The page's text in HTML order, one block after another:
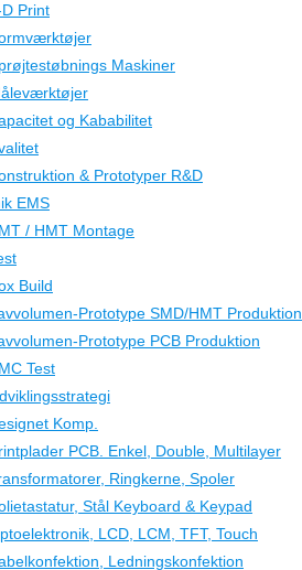
Print
Maskiner
og Kababilitet
& Prototyper R&D
EMS
/ HMT Montage
Build
Prototype SMD/HMT Produktion
Prototype PCB Produktion
Test
Komp.
PCB. Enkel, Double, Multilayer
Ringkerne, Spoler
Stål Keyboard & Keypad
LCD, LCM, TFT, Touch
Ledningskonfektion